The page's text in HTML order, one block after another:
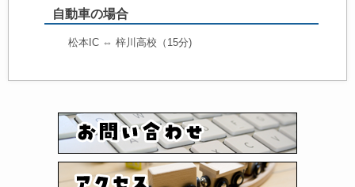
自動車の場合
松本IC ⇔ 梓川高校（15分)